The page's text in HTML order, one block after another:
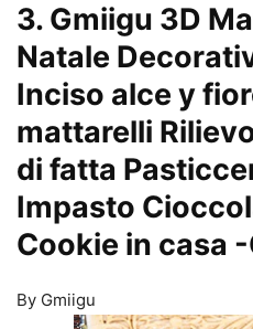
3. Gmiigu 3D
Natale
Inciso alce y
mattarelli
di fatta
Impasto
Cookie in casa -
By Gmiigu